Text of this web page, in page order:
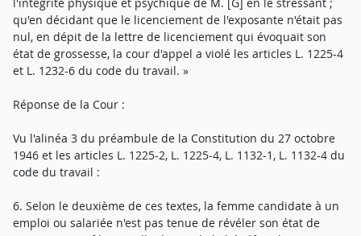
qu'en décidant que le licenciement de l'exposante n'était pas
nul, en dépit de la lettre de licenciement qui évoquait son
état de grossesse, la cour d'appel a violé les articles L. 1225-4
et L. 1232-6 du code du travail. »
Réponse de la Cour :
Vu l'alinéa 3 du préambule de la Constitution du 27 octobre
1946 et les articles L. 1225-2, L. 1225-4, L. 1132-1, L. 1132-4 du
code du travail :
6. Selon le deuxième de ces textes, la femme candidate à un
emploi ou salariée n'est pas tenue de révéler son état de